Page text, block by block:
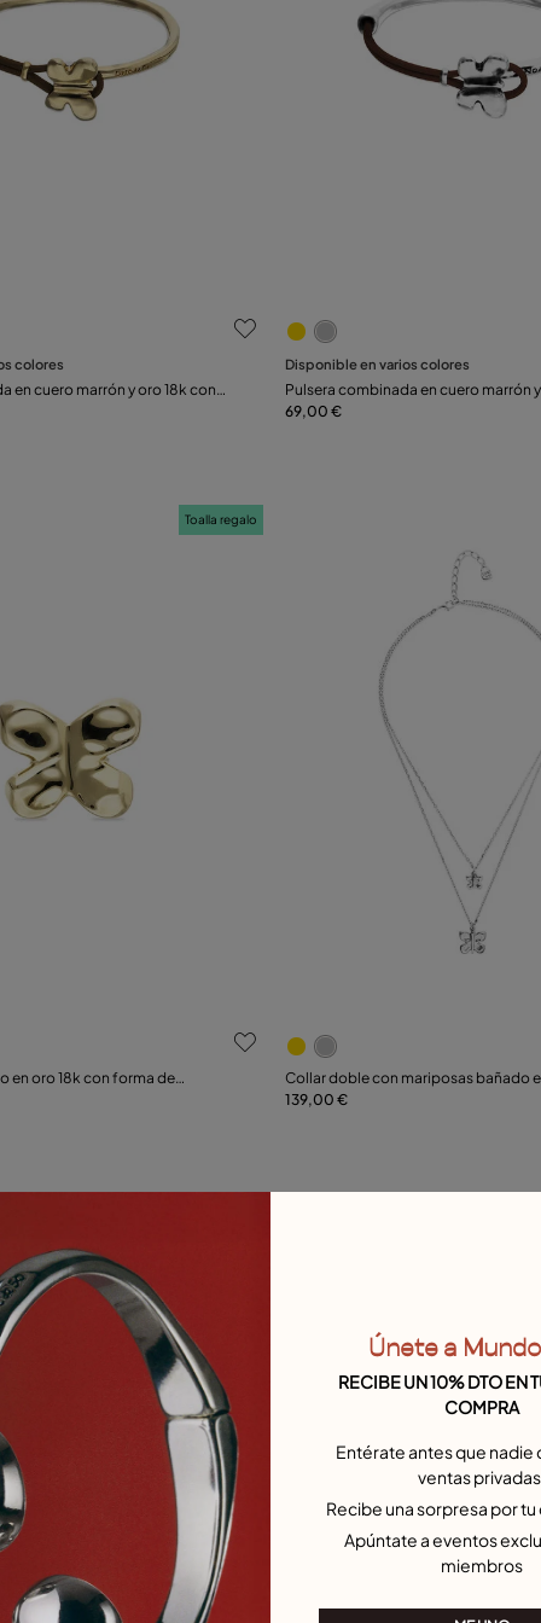
de clientes
M L
colores
en cuero marrón y oro 18k con
5 de 5 Valoraciones de
Seleccionar talla
S M
Disponible en varios colores
Pulsera combinada en cuero marrón
con adorno de mariposa
69,00 €
de clientes
Toalla regalo
en oro 18k con forma de
3,3 de 5 Valoraciones de
Collar doble con mariposas bañado
139,00 €
Únete a
RECIBE UN 10% DTO EN
COMPRA
Entérate antes que nadie
ventas
Recibe una sorpresa por
Apúntate a eventos
miembros